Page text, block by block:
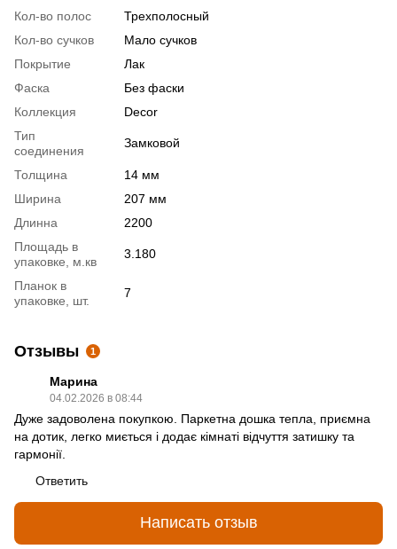
Кол-во полос
Трехполосный
Кол-во сучков
Мало сучков
Покрытие
Лак
Фаска
Без фаски
Коллекция
Decor
Тип
соединения
Замковой
Толщина
14 мм
Ширина
207 мм
Длинна
2200
Площадь в
упаковке, м.кв
3.180
Планок в
упаковке, шт.
7
Отзывы 1
Марина
04.02.2026 в 08:44
Дуже задоволена покупкою. Паркетна дошка тепла, приємна
на дотик, легко миється і додає кімнаті відчуття затишку та
гармонії.
Ответить
Написать отзыв